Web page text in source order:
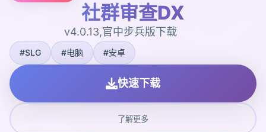
社群审查DX
v4.0.13,官中步兵版下载
#SLG #电脑 #安卓
快速下载
了解更多